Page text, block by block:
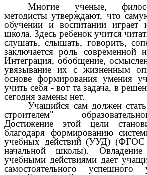
Многие ученые,
методисты утверждают, что
обучении и воспитании играет
школа. Здесь ребенок учится
слушать, слышать, говорить,
заключается роль современной
Интеграция, обобщение,
увязывание их с жизненным
основе формирования умения
учить себя - вот та задача, в
сегодня замены нет.
Учащийся сам должен
строителем"
Достижение этой цели
благодаря формированию
учебных действий (УУД) (ФГОС
начальной школы). Овладение
учебными действиями дает
самостоятельного